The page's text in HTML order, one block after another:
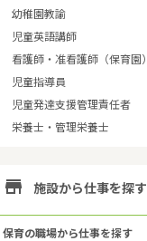
幼稚園教諭
児童英語講師
看護師・准看護師（保育園）
児童指導員
児童発達支援管理責任者
栄養士・管理栄養士
 施設から仕事を探す
保育の職場から仕事を探す